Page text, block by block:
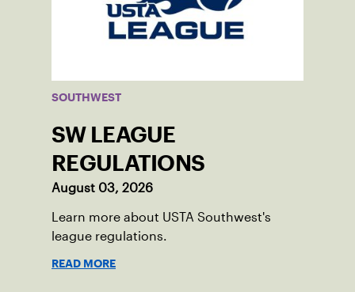
SOUTHWEST
SW LEAGUE
REGULATIONS
August 03, 2026
Learn more about USTA Southwest's
league regulations.
READ MORE